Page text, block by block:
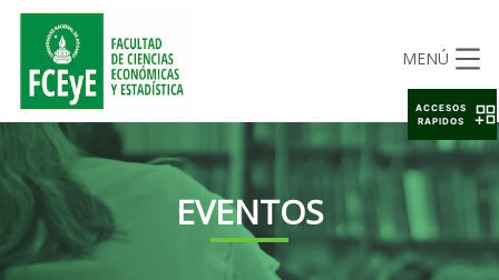
MENÚ
EVENTOS
ACCESOS
RAPIDOS